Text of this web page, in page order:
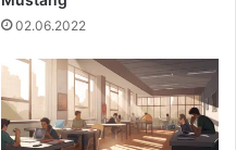
02.06.2022